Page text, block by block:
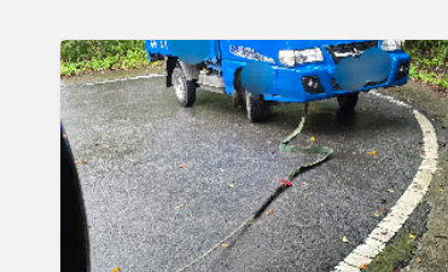
路
救
援
｜
全
三
灣
南
庄
峨